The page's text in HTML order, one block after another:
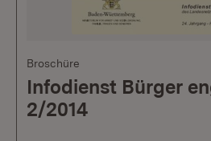
Broschüre
Infodienst Bürger
2/2014